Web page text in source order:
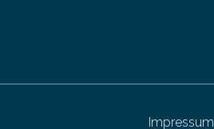
Impressum